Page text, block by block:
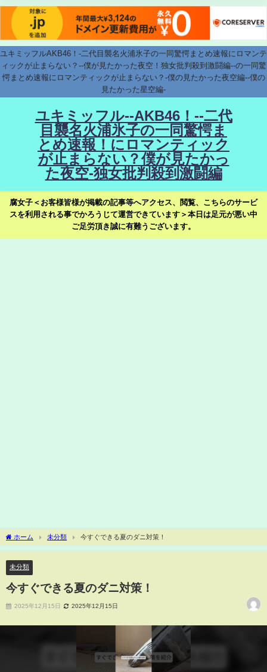
ユキミッフルAKB46！-二代目襲名火浦氷子の一同驚愕まとめ速報にロマンテ
ィックが止まらない？--僕が見たかった夜空！独女批判殺到激闘編--の一同驚
愕まとめ速報にロマンティックが止まらない？-僕の見たかった夜空編--僕の
見たかった星空編-
ユキミッフル--AKB46！--二代
目襲名火浦氷子の一同驚愕ま
とめ速報！にロマンティック
が止まらない？僕が見たかっ
た夜空-独女批判殺到激闘編
腐女子＜お客様皆様が掲載の記事等へアクセス、閲覧、こちらのサービ
スを利用される事でかろうじて運営できています＞本日は足元が悪い中
ご足労頂き誠に有難うございます。
ホーム 未分類 今すぐできる夏のダニ対策！
未分類
今すぐできる夏のダニ対策！
2025年12月15日 2025年12月15日